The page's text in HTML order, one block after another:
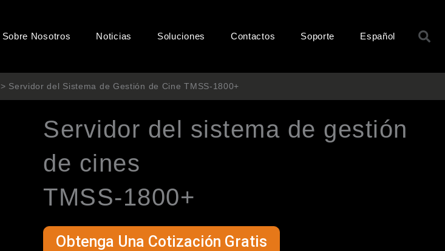
Sobre Nosotros Noticias Soluciones Contactos Soporte Español
> Servidor del Sistema de Gestión de Cine TMSS-1800+
Servidor del sistema de gestión
de cines
TMSS-1800+
Obtenga Una Cotización Gratis